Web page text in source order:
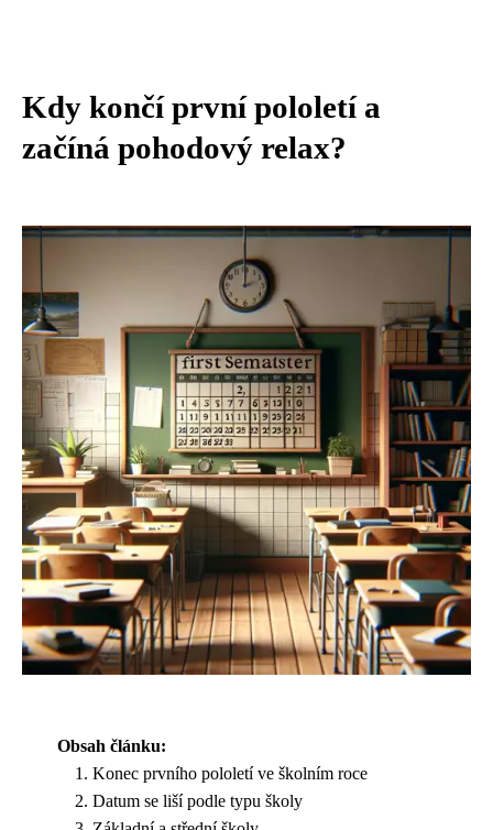
Kdy končí první pololetí a
začíná pohodový relax?
Obsah článku:
Konec prvního pololetí ve školním roce
Datum se liší podle typu školy